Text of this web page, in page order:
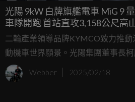
光陽 9kW 白牌旗艦電車 MiG 9
車隊開跑 首站直攻3,158公
二輪產業領導品牌KYMCO致力推
動機車世界願景。光陽集團董事長柯
kW 強悍動能的Ionex 全新白牌旗艦
量產上市，今日在高雄光陽總廠由技
Webber 2025/02/18